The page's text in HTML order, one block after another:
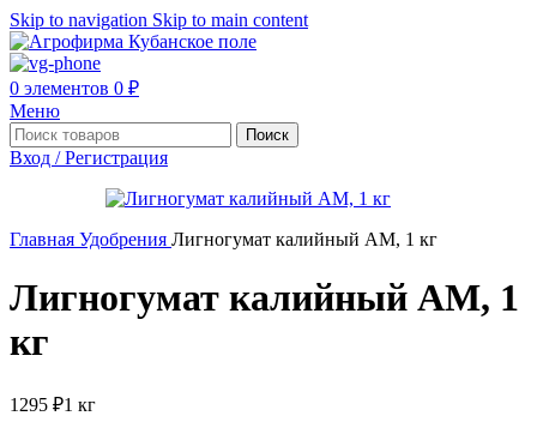
Skip to navigation Skip to main content
0 элементов 0 ₽
Меню
Поиск
Вход / Регистрация
Главная Удобрения Лигногумат калийный АМ, 1 кг
Лигногумат калийный АМ, 1
кг
1295 ₽1 кг